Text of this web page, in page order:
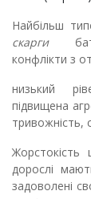
Найбільш
скарги
конфлікти з
низький
підвищена
тривожність,
дорослі
задоволені